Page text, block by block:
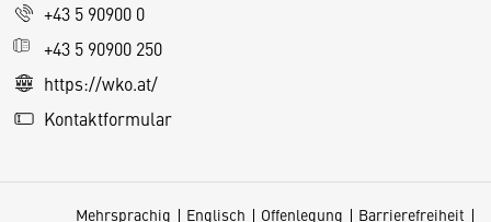
+43 5 90900 0
+43 5 90900 250
https://wko.at/
Kontaktformular
Mehrsprachig Englisch Offenlegung Barrierefreiheit
s
e
S
e